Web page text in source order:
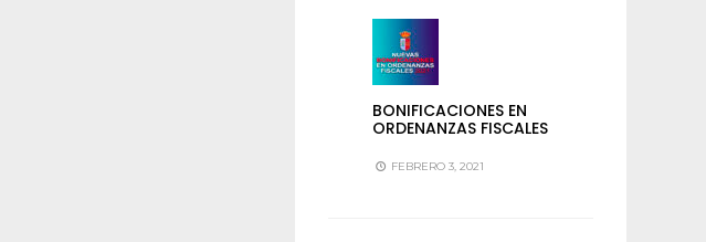
BONIFICACIONES EN
ORDENANZAS FISCALES
FEBRERO 3, 2021